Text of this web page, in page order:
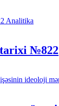
Analitika
tarixi №822